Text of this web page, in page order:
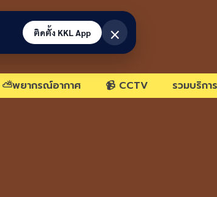
⛅พยากรณ์อากาศ 📹 CCTV รวมบริกา
ติดตั้ง KKL App ×